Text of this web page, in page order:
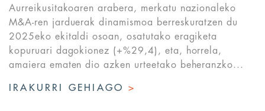
Aurreikusitakoaren arabera, merkatu nazionaleko
M&A-ren jarduerak dinamismoa berreskuratzen du
2025eko ekitaldi osoan, osatutako eragiketa
kopuruari dagokionez (+%29,4), eta, horrela,
amaiera ematen dio azken urteetako beheranzko...
IRAKURRI GEHIAGO>